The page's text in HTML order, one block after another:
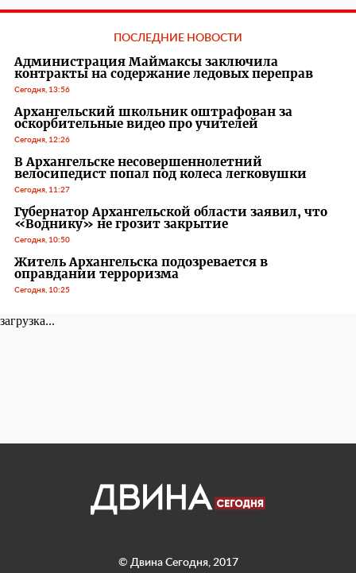
ПОСЛЕДНИЕ НОВОСТИ
Администрация Маймаксы заключила
контракты на содержание ледовых переправ
Сегодня, 13:56
Архангельский школьник оштрафован за
оскорбительные видео про учителей
Сегодня, 12:26
В Архангельске несовершеннолетний
велосипедист попал под колеса легковушки
Сегодня, 11:27
Губернатор Архангельской области заявил, что
«Воднику» не грозит закрытие
Сегодня, 10:50
Житель Архангельска подозревается в
оправдании терроризма
Сегодня, 10:25
загрузка...
© Двина Сегодня, 2017